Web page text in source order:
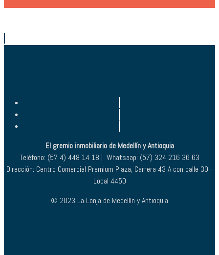
El gremio inmobiliario de Medellín y Antioquia
Teléfono: (57 4) 448 14 18 | Whatsaap: (57) 324 216 36 63
Dirección: Centro Comercial Premium Plaza, Carrera 43 A con calle 30 -
Local 4450
© 2023 La Lonja de Medellín y Antioquia